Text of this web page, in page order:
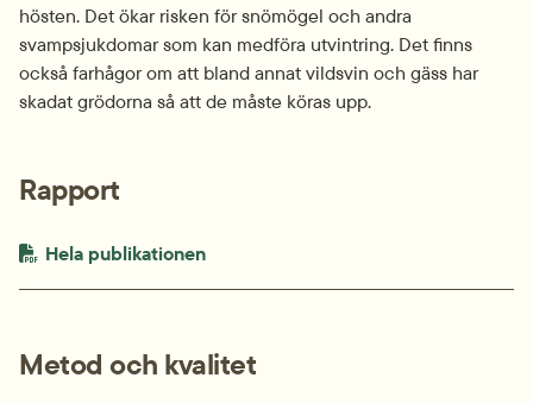
hösten. Det ökar risken för snömögel och andra
svampsjukdomar som kan medföra utvintring. Det finns
också farhågor om att bland annat vildsvin och gäss har
skadat grödorna så att de måste köras upp.
Rapport
PDF-fil.
Hela publikationenpdf, 1.1 MB.
Metod och kvalitet